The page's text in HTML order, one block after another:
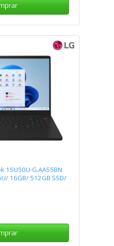
15U50U-G.AA55BN
16GB/ 512GB SSD/